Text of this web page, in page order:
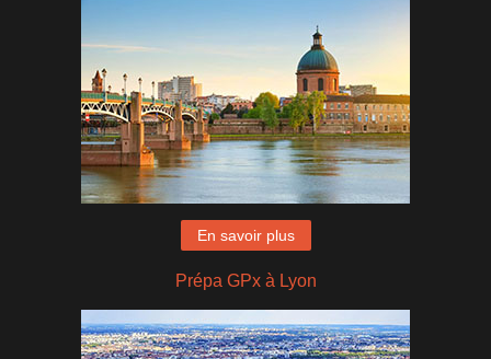
En savoir plus
Prépa GPx à Lyon